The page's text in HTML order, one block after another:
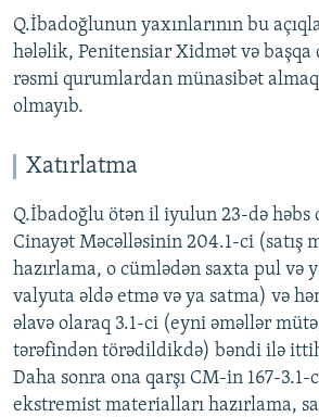
Q.İbadoğlunun yaxınlarının bu
hələlik, Penitensiar Xidmət və başqa
rəsmi qurumlardan münasibət
olmayıb.
Xatırlatma
Q.İbadoğlu ötən il iyulun 23-də həbs
Cinayət Məcəlləsinin 204.1-ci (satış
hazırlama, o cümlədən saxta pul və
valyuta əldə etmə və ya satma) və
əlavə olaraq 3.1-ci (eyni əməllər
tərəfindən törədildikdə) bəndi ilə
Daha sonra ona qarşı CM-in 167-
ekstremist materialları hazırlama,